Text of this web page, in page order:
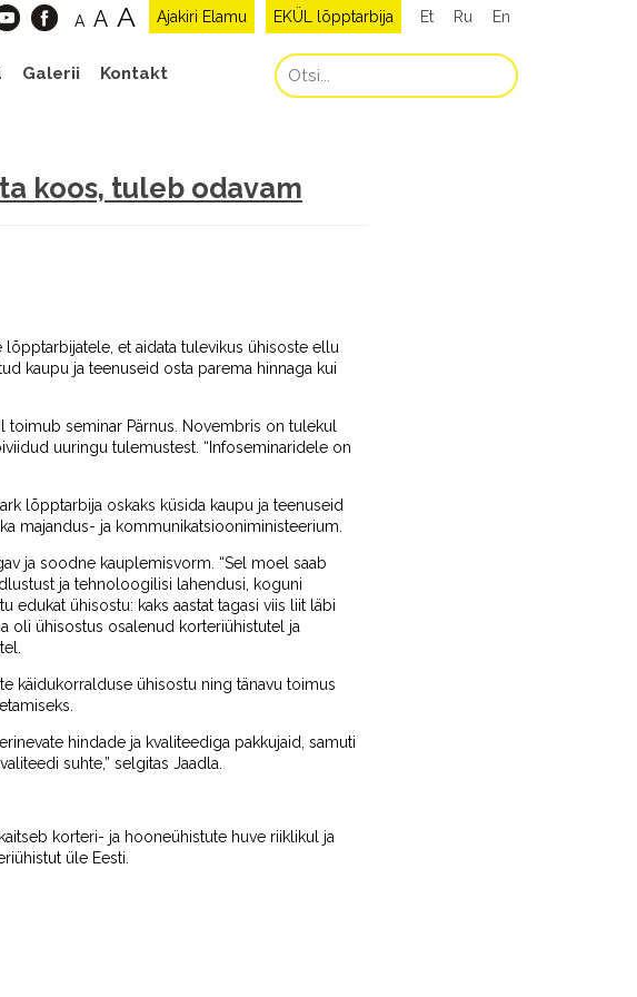
Et Ru En
EKÜL lõpptarbija
Ajakiri Elamu
A A A
Galerii Kontakt
koos, tuleb odavam
et aidata tulevikus ühisoste ellu
kaupu ja teenuseid osta parema hinnaga kui
seminar Pärnus. Novembris on tulekul
uuringu tulemustest. “Infoseminaridele on
lõpptarbija oskaks küsida kaupu ja teenuseid
majandus- ja kommunikatsiooniministeerium.
ja soodne kauplemisvorm. “Sel moel saab
ja tehnoloogilisi lahendusi, koguni
edukat ühisostu: kaks aastat tagasi viis liit läbi
oli ühisostus osalenud korteriühistutel ja
käidukorralduse ühisostu ning tänavu toimus
hindade ja kvaliteediga pakkujaid, samuti
suhte,” selgitas Jaadla.
korteri- ja hooneühistute huve riiklikul ja
üle Eesti.